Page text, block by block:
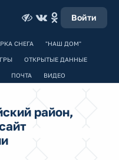
Войти
СНЕГА "НАШ ДОМ"
ОТКРЫТЫЕ ДАННЫЕ
ПОЧТА ВИДЕО
район,